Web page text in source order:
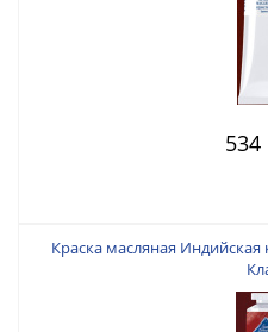
534
Краска масляная Индийская